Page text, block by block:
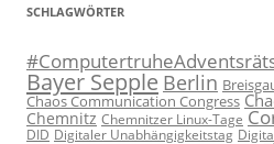
SCHLAGWÖRTER
Bayer Sepple Berlin
Chaos Communication Congress
Chemnitz Chemnitzer Linux-Tage
DID Digitaler Unabhängigkeitstag